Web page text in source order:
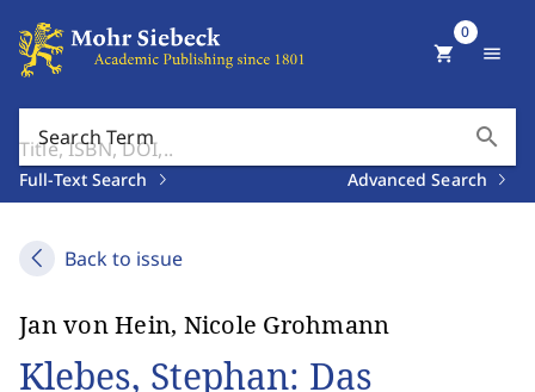
Search Term search
Full-Text Search Advanced Search
shopping_cart
0
menu
Back to issue
Jan von Hein, Nicole Grohmann
Klebes, Stephan: Das